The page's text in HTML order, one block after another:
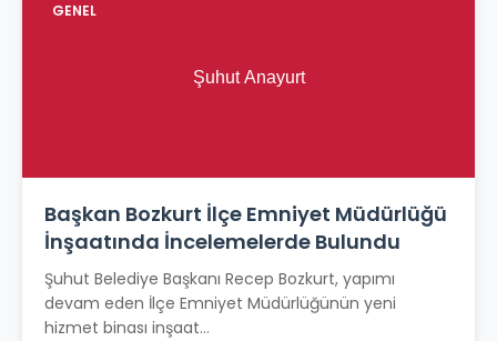
GENEL
Başkan Bozkurt İlçe Emniyet Müdürlüğü
İnşaatında İncelemelerde Bulundu
Şuhut Belediye Başkanı Recep Bozkurt, yapımı
devam eden İlçe Emniyet Müdürlüğünün yeni
hizmet binası inşaat...